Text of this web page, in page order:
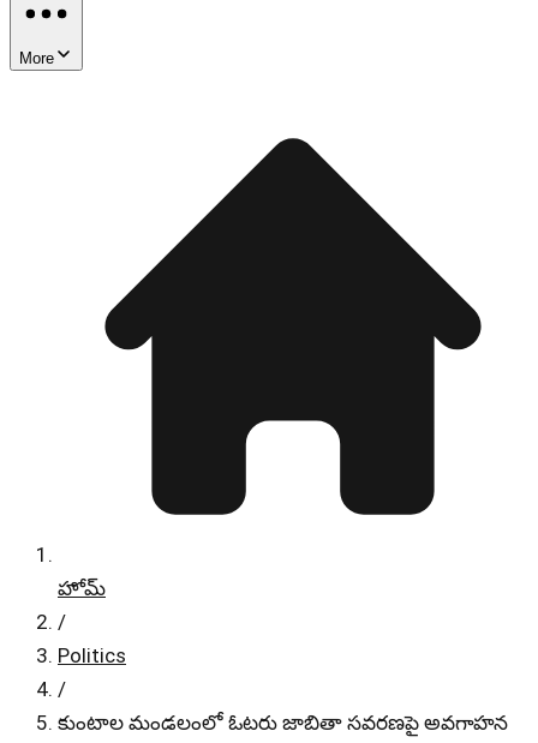
More
హోమ్
/
Politics
/
కుంటాల మండలంలో ఓటరు జాబితా సవరణపై అవగాహన